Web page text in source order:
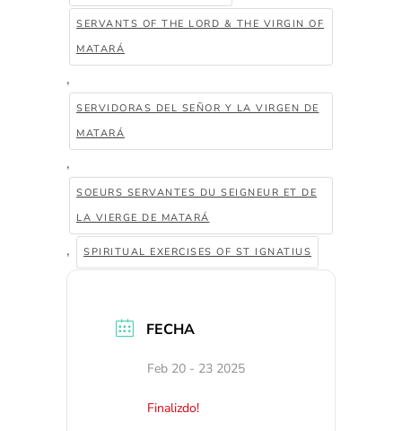
SERVANTS OF THE LORD & THE VIRGIN OF
MATARÁ
,
SERVIDORAS DEL SEÑOR Y LA VIRGEN DE
MATARÁ
,
SOEURS SERVANTES DU SEIGNEUR ET DE
LA VIERGE DE MATARÁ
, SPIRITUAL EXERCISES OF ST IGNATIUS
FECHA
Feb 20 - 23 2025
Finalizdo!